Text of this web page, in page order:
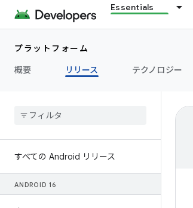
Essentials
プラットフォーム
概要
リリース テクノロジー
すべての Android リリース
ANDROID 16